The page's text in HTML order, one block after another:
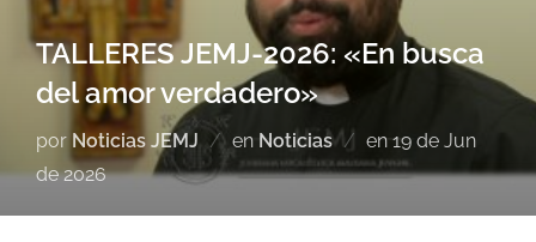
TALLERES JEMJ-2026: «En busca
del amor verdadero»
por Noticias JEMJ en Noticias en 19 de Jun
de 2026